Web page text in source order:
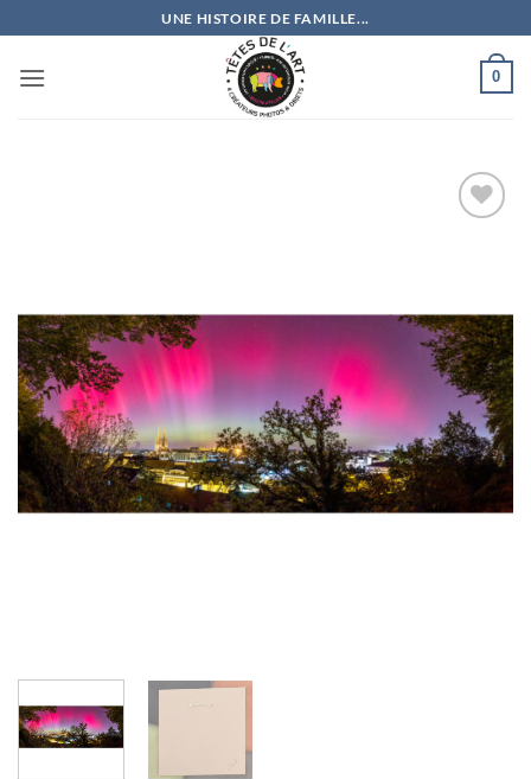
au
contenu
UNE HISTOIRE DE FAMILLE...
0